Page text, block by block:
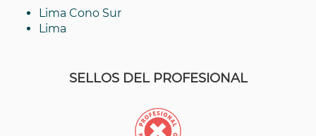
Lima Cono Sur
Lima
SELLOS DEL PROFESIONAL